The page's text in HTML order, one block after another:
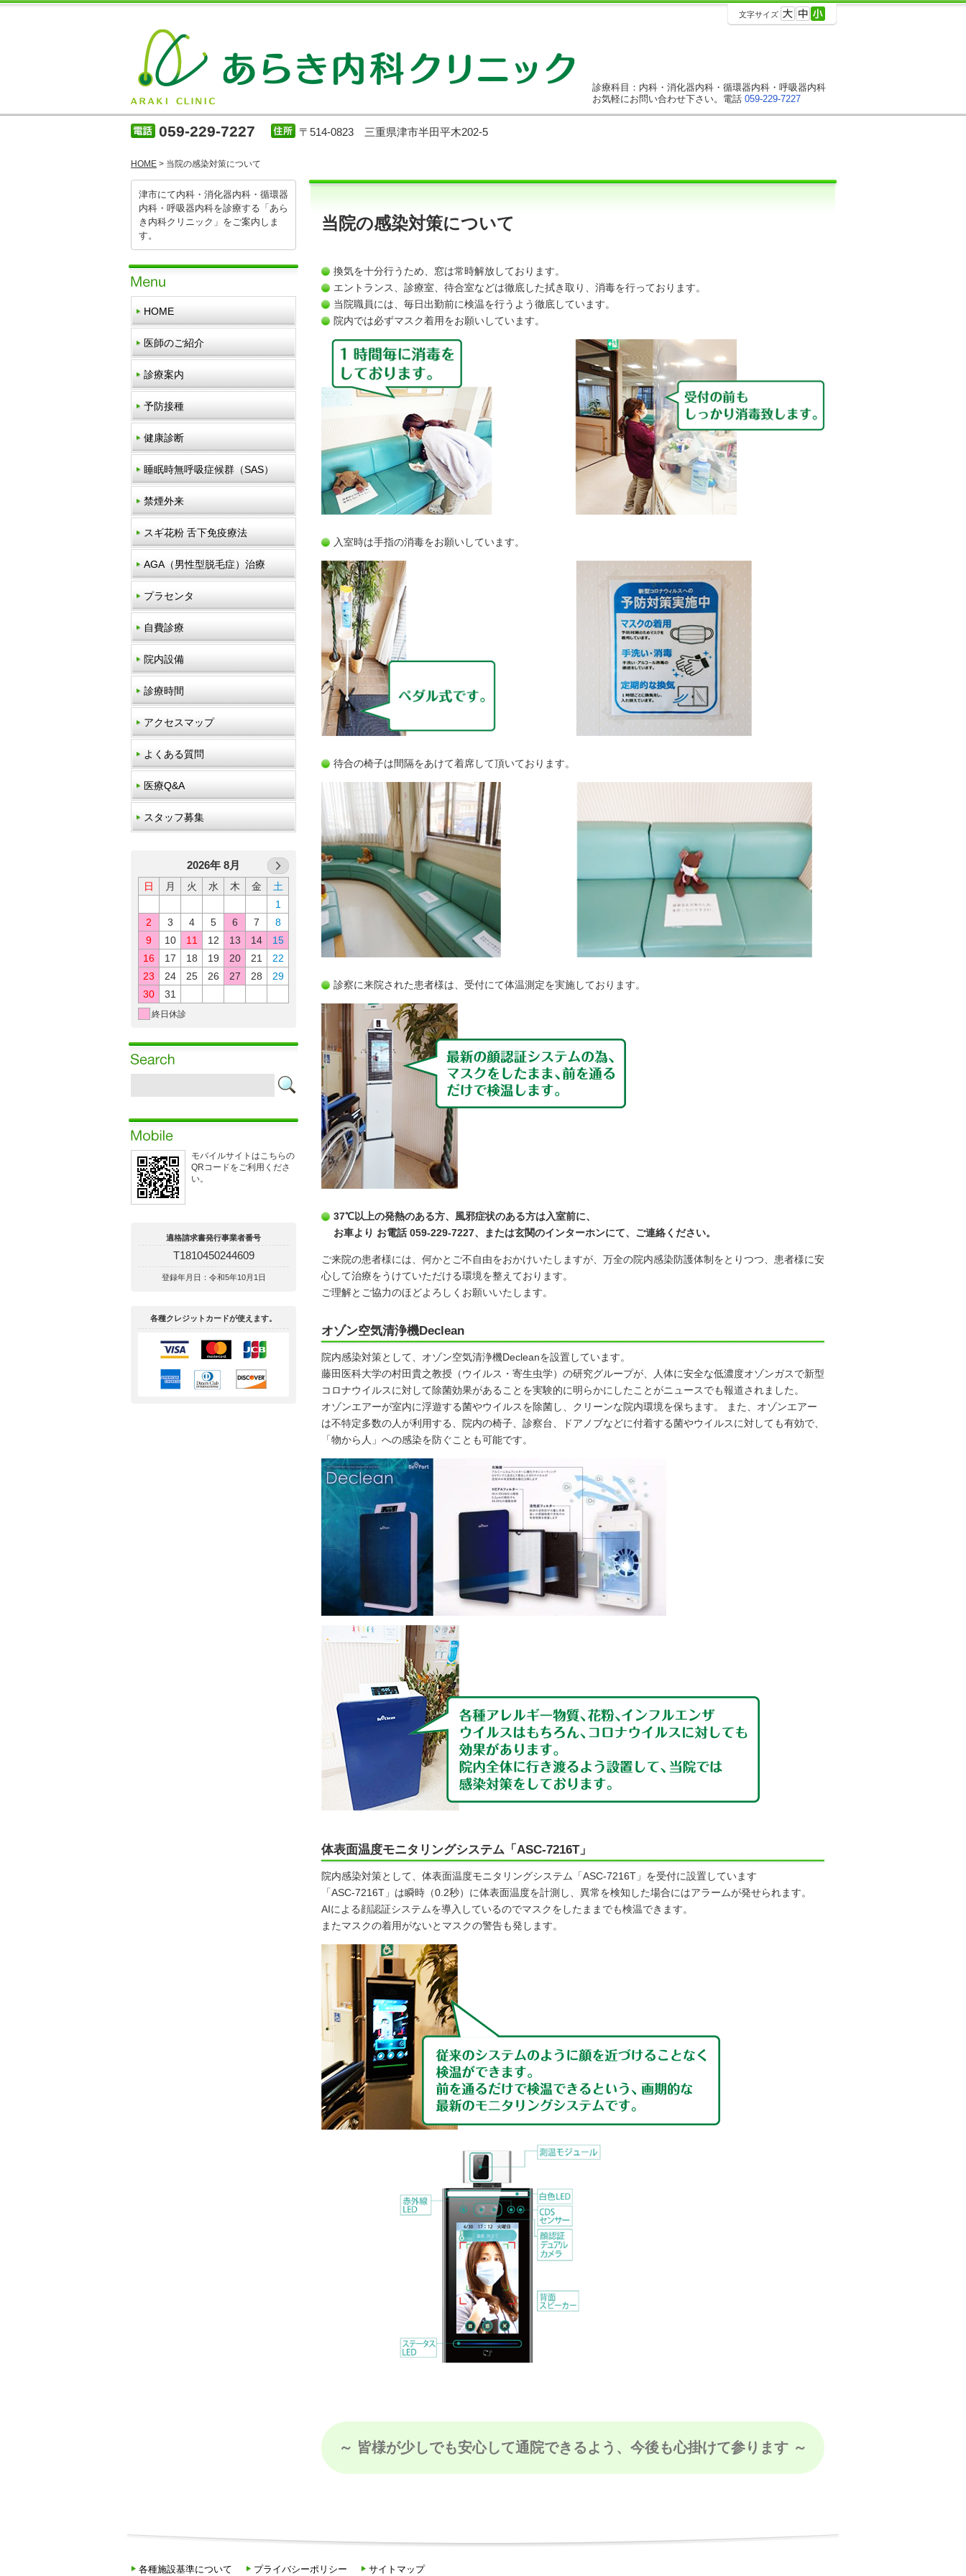
診療科目：内科・消化器内科・循環器内科・呼吸器内科
お気軽にお問い合わせ下さい。電話 059-229-7227
059-229-7227 〒514-0823 三重県津市半田平木202-5
HOME > 当院の感染対策について
当院の感染対策について
換気を十分行うため、窓は常時解放しております。
エントランス、診療室、待合室などは徹底した拭き取り、消毒を行っております。
当院職員には、毎日出勤前に検温を行うよう徹底しています。
院内では必ずマスク着用をお願いしています。
入室時は手指の消毒をお願いしています。
待合の椅子は間隔をあけて着席して頂いております。
診察に来院された患者様は、受付にて体温測定を実施しております。
37℃以上の発熱のある方、風邪症状のある方は入室前に、
お車より お電話 059-229-7227、または玄関のインターホンにて、ご連絡ください。
ご来院の患者様には、何かとご不自由をおかけいたしますが、万全の院内感染防護体制をとりつつ、患者様に安
心して治療をうけていただける環境を整えております。
ご理解とご協力のほどよろしくお願いいたします。
オゾン空気清浄機Declean
院内感染対策として、オゾン空気清浄機Decleanを設置しています。
藤田医科大学の村田貴之教授（ウイルス・寄生虫学）の研究グループが、人体に安全な低濃度オゾンガスで新型
コロナウイルスに対して除菌効果があることを実験的に明らかにしたことがニュースでも報道されました。
オゾンエアーが室内に浮遊する菌やウイルスを除菌し、クリーンな院内環境を保ちます。 また、オゾンエアー
は不特定多数の人が利用する、院内の椅子、診察台、ドアノブなどに付着する菌やウイルスに対しても有効で、
「物から人」への感染を防ぐことも可能です。
体表面温度モニタリングシステム「ASC-7216T」
院内感染対策として、体表面温度モニタリングシステム「ASC-7216T」を受付に設置しています
「ASC-7216T」は瞬時（0.2秒）に体表面温度を計測し、異常を検知した場合にはアラームが発せられます。
AIによる顔認証システムを導入しているのでマスクをしたままでも検温できます。
またマスクの着用がないとマスクの警告も発します。
～ 皆様が少しでも安心して通院できるよう、今後も心掛けて参ります ～
津市にて内科・消化器内科・循環器
内科・呼吸器内科を診療する「あら
き内科クリニック」をご案内しま
す。
HOME
医師のご紹介
診療案内
予防接種
健康診断
睡眠時無呼吸症候群（SAS）
禁煙外来
スギ花粉 舌下免疫療法
AGA（男性型脱毛症）治療
プラセンタ
自費診療
院内設備
診療時間
アクセスマップ
よくある質問
医療Q&A
スタッフ募集
2026年 8月
日 月 火 水 木 金
土
1
2
3 4 5 6 7
8
9
10 11 12 13 14
15
16
17 18 19 20 21
22
23
24 25 26 27 28
29
30
31
終日休診
モバイルサイトはこちらの
QRコードをご利用くださ
い。
適格請求書発行事業者番号
T1810450244609
登録年月日：令和5年10月1日
各種クレジットカードが使えます。
各種施設基準について プライバシーポリシー サイトマップ
文字サイズ